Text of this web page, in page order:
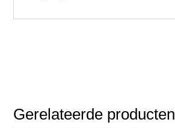
Gerelateerde producten